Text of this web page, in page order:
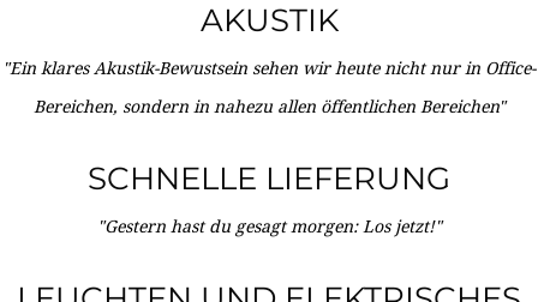
AKUSTIK
"Ein klares Akustik-Bewustsein sehen wir heute nicht nur in Office-
Bereichen, sondern in nahezu allen öffentlichen Bereichen"
SCHNELLE LIEFERUNG
"Gestern hast du gesagt morgen: Los jetzt!"